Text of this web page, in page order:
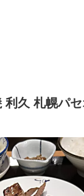
利久 札幌パ